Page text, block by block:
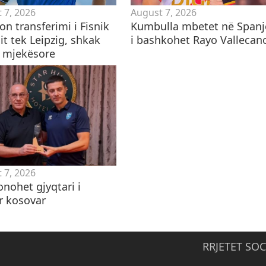
7, 2026
transferimi i Fisnik
tek Leipzig, shkak
August 7, 2026
Kumbulla mbetet në
i bashkohet Rayo
7, 2026
gjyqtari i
kosovar
RRJETET